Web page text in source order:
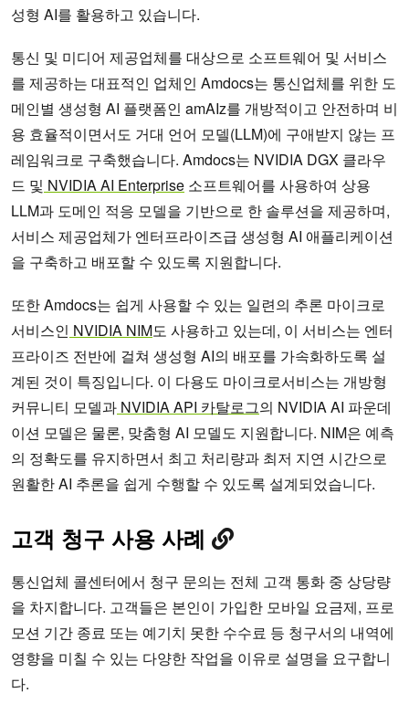
성형 AI를 활용하고 있습니다.
통신 및 미디어 제공업체를 대상으로 소프트웨어 및 서비스
를 제공하는 대표적인 업체인 Amdocs는 통신업체를 위한 도
메인별 생성형 AI 플랫폼인 amAIz를 개방적이고 안전하며 비
용 효율적이면서도 거대 언어 모델(LLM)에 구애받지 않는 프
레임워크로 구축했습니다. Amdocs는 NVIDIA DGX 클라우
드 및 NVIDIA AI Enterprise 소프트웨어를 사용하여 상용
LLM과 도메인 적응 모델을 기반으로 한 솔루션을 제공하며,
서비스 제공업체가 엔터프라이즈급 생성형 AI 애플리케이션
을 구축하고 배포할 수 있도록 지원합니다.
또한 Amdocs는 쉽게 사용할 수 있는 일련의 추론 마이크로
서비스인 NVIDIA NIM도 사용하고 있는데, 이 서비스는 엔터
프라이즈 전반에 걸쳐 생성형 AI의 배포를 가속화하도록 설
계된 것이 특징입니다. 이 다용도 마이크로서비스는 개방형
커뮤니티 모델과 NVIDIA API 카탈로그의 NVIDIA AI 파운데
이션 모델은 물론, 맞춤형 AI 모델도 지원합니다. NIM은 예측
의 정확도를 유지하면서 최고 처리량과 최저 지연 시간으로
원활한 AI 추론을 쉽게 수행할 수 있도록 설계되었습니다.
고객 청구 사용 사례
통신업체 콜센터에서 청구 문의는 전체 고객 통화 중 상당량
을 차지합니다. 고객들은 본인이 가입한 모바일 요금제, 프로
모션 기간 종료 또는 예기치 못한 수수료 등 청구서의 내역에
영향을 미칠 수 있는 다양한 작업을 이유로 설명을 요구합니
다.